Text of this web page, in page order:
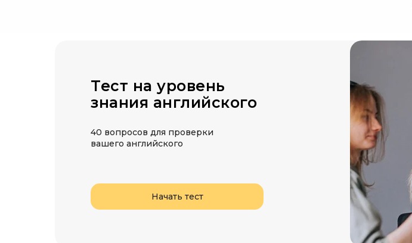
Тест на уровень
знания английского
40 вопросов для проверки
вашего английского
Начать тест